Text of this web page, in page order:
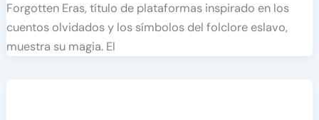
Forgotten Eras, título de plataformas inspirado en los
cuentos olvidados y los símbolos del folclore eslavo,
muestra su magia. El